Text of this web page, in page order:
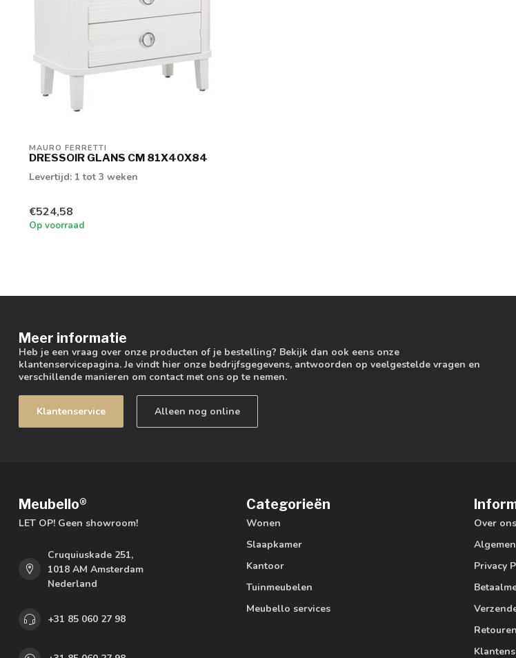
MAURO FERRETTI
DRESSOIR GLANS CM 81X40X84
Levertijd: 1 tot 3 weken
€524,58
Op voorraad
Meer informatie
Heb je een vraag over onze producten of je bestelling? Bekijk dan ook eens onze
klantenservicepagina. Je vindt hier onze bedrijfsgegevens, antwoorden op veelgestelde vragen en
verschillende manieren om contact met ons op te nemen.
Klantenservice Alleen nog online
Meubello®
LET OP! Geen showroom!
Cruquiuskade 251,
1018 AM Amsterdam
Nederland
+31 85 060 27 98
Categorieën
Wonen
Slaapkamer
Kantoor
Tuinmeubelen
Meubello services
Over ons
Privacy